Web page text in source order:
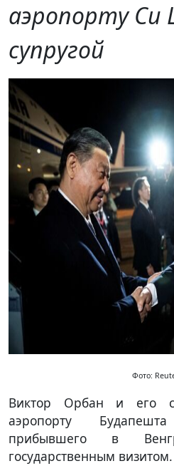
аэропорту Си
супругой
Фото:
Виктор Орбан и его
аэропорту
прибывшего в
государственным визитом.